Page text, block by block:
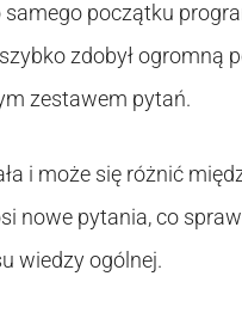
początku
zdobył ogromną
zestawem pytań.
i może się różnić
nowe pytania, co
wiedzy ogólnej.